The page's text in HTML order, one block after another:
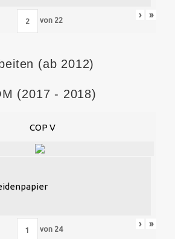
von 22
› »
(ab 2012)
(2017 - 2018)
COP V
von 24
› »